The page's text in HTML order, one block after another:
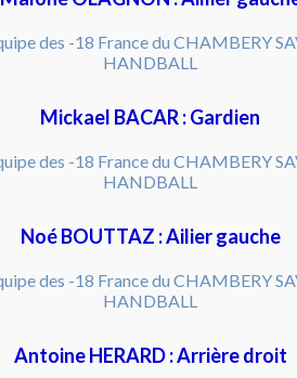
Mickael BACAR : Gardien
Noé BOUTTAZ : Ailier gauche
Antoine HERARD : Arrière droit